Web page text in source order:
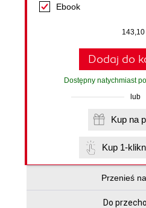
Ebook
Dodaj do
Dostępny natychmiast
lub
Kup 1-
Przenieś
Do